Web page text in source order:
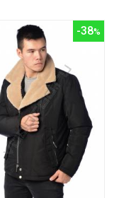
-38